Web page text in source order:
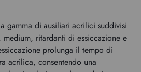
gamma di ausiliari acrilici suddivisi
ritardanti di essiccazione e
prolunga il tempo di
acrilica, consentendo una